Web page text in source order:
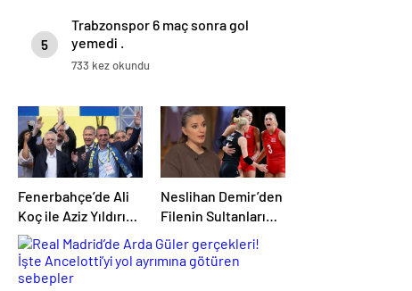
5
Trabzonspor 6 maç sonra gol
yemedi .
733 kez okundu
Fenerbahçe’de Ali
Koç ile Aziz Yıldırım
bir araya geliyor!
Toplanan imza
sayısı ortaya çıktı
Neslihan Demir’den
Filenin Sultanları
için iddialı açıklama!